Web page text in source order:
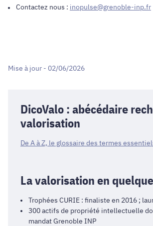
Contactez nous : inopulse@grenoble-inp.fr
Mise à jour - 02/06/2026
DicoValo : abécédaire
valorisation
De A à Z, le glossaire des termes
La valorisation en
Trophées CURIE : finaliste en 2016 ;
300 actifs de propriété intellectuelle
mandat Grenoble INP